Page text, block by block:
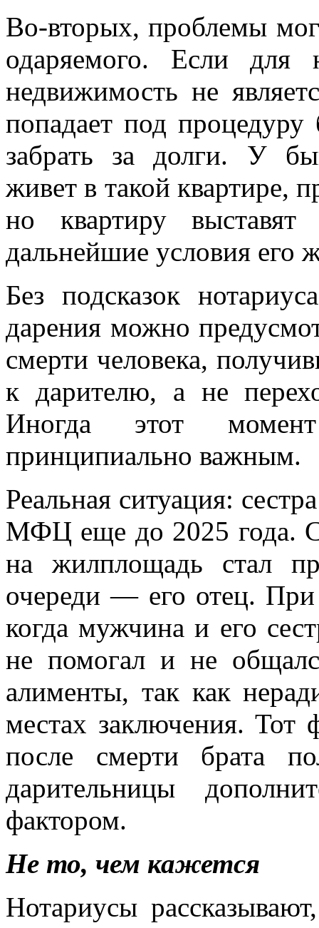
Во-вторых, проблемы
одаряемого. Если для
недвижимость не
попадает под процедуру
забрать за долги. У
живет в такой квартире,
но квартиру
дальнейшие условия его
Без подсказок
дарения можно
смерти человека,
к дарителю, а не
Иногда этот
принципиально важным.
Реальная ситуация:
МФЦ еще до 2025 года.
на жилплощадь стал
очереди — его отец.
когда мужчина и его
не помогал и не
алименты, так как
местах заключения. Тот
после смерти брата
дарительницы
фактором.
Не то, чем кажется
Нотариусы